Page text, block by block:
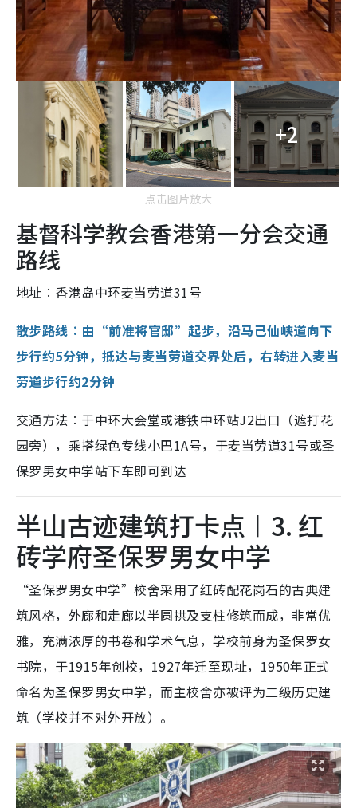
+2
点击图片放大
基督科学教会香港第一分会交通
路线
地址︰香港岛中环麦当劳道31号
散步路线︰由“前准将官邸”起步，沿马己仙峡道向下
步行约5分钟，抵达与麦当劳道交界处后，右转进入麦当
劳道步行约2分钟
交通方法︰于中环大会堂或港铁中环站J2出口（遮打花
园旁），乘搭绿色专线小巴1A号，于麦当劳道31号或圣
保罗男女中学站下车即可到达
半山古迹建筑打卡点︱3. 红
砖学府圣保罗男女中学
“圣保罗男女中学”校舍采用了红砖配花岗石的古典建
筑风格，外廊和走廊以半圆拱及支柱修筑而成，非常优
雅，充满浓厚的书卷和学术气息，学校前身为圣保罗女
书院，于1915年创校，1927年迁至现址，1950年正式
命名为圣保罗男女中学，而主校舍亦被评为二级历史建
筑（学校并不对外开放）。